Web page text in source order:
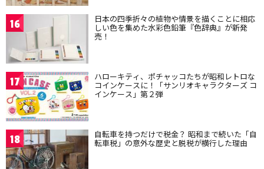
16 日本の四季折々の植物や情景を描くことに相応
しい色を集めた水彩色鉛筆『色辞典』が新発
売！
17 ハローキティ、ポチャッコたちが昭和レトロな
コインケースに！「サンリオキャラクターズ コ
インケース」第２弾
18 自転車を持つだけで税金？ 昭和まで続いた「自
転車税」の意外な歴史と脱税が横行した理由